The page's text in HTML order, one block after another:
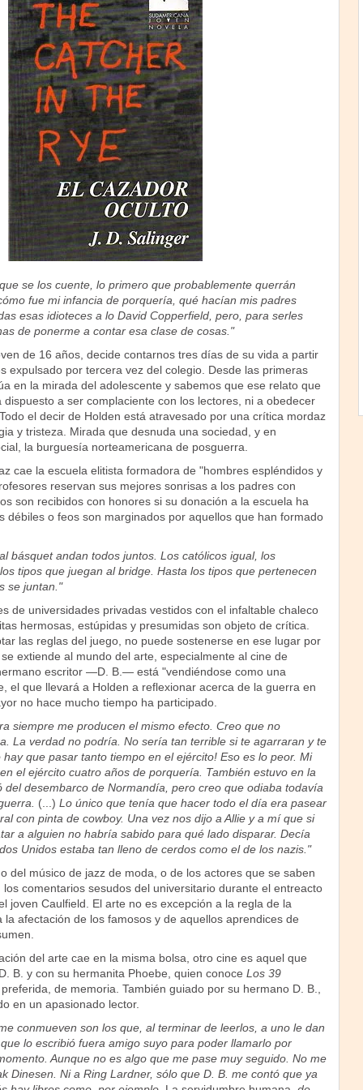
se los cuente, lo primero que probablemente querrán
fue mi infancia de porquería, qué hacían mis padres
esas idioteces a lo David Copperfield, pero, para serles
de ponerme a contar esa clase de cosas."
de 16 años, decide contarnos tres días de su vida a partir
expulsado por tercera vez del colegio. Desde las primeras
en la mirada del adolescente y sabemos que ese relato que
a ser complaciente con los lectores, ni a obedecer
el decir de Holden está atravesado por una crítica mordaz
y tristeza. Mirada que desnuda una sociedad, y en
la burguesía norteamericana de posguerra.
cae la escuela elitista formadora de "hombres espléndidos y
reservan sus mejores sonrisas a los padres con
son recibidos con honores si su donación a la escuela ha
débiles o feos son marginados por aquellos que han formado
básquet andan todos juntos. Los católicos igual, los
tipos que juegan al bridge. Hasta los tipos que pertenecen
se juntan."
de universidades privadas vestidos con el infaltable chaleco
hermosas, estúpidas y presumidas son objeto de crítica.
las reglas del juego, no puede sostenerse en ese lugar por
extiende al mundo del arte, especialmente al cine de
escritor —D. B.— está "vendiéndose como una
el que llevará a Holden a reflexionar acerca de la guerra en
no hace mucho tiempo ha participado.
siempre me producen el mismo efecto. Creo que no
La verdad no podría. No sería tan terrible si te agarraran y te
hay que pasar tanto tiempo en el ejército! Eso es lo peor. Mi
el ejército cuatro años de porquería. También estuvo en la
del desembarco de Normandía, pero creo que odiaba todavía
(...) Lo único que tenía que hacer todo el día era pasear
con pinta de cowboy. Una vez nos dijo a Allie y a mí que si
a alguien no habría sabido para qué lado disparar. Decía
Unidos estaba tan lleno de cerdos como el de los nazis."
del músico de jazz de moda, o de los actores que se saben
comentarios sesudos del universitario durante el entreacto
joven Caulfield. El arte no es excepción a la regla de la
afectación de los famosos y de aquellos aprendices de
del arte cae en la misma bolsa, otro cine es aquel que
B. y con su hermanita Phoebe, quien conoce Los 39
de memoria. También guiado por su hermano D. B.,
en un apasionado lector.
conmueven son los que, al terminar de leerlos, a uno le dan
lo escribió fuera amigo suyo para poder llamarlo por
Aunque no es algo que me pase muy seguido. No me
Dinesen. Ni a Ring Lardner, sólo que D. B. me contó que ya